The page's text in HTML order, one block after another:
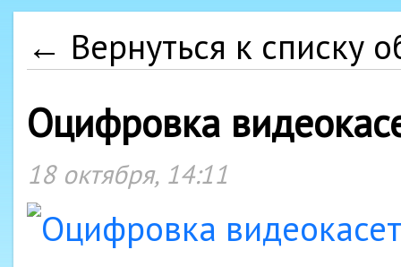
← Вернуться к списку
Оцифровка
18 октября, 14:11